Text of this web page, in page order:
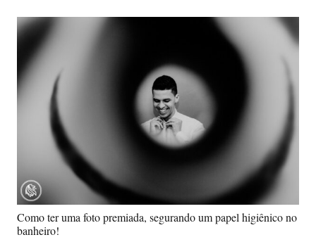
Como ter uma foto premiada, segurando um papel higiênico no
banheiro!